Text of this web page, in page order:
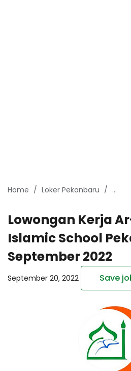
Home Loker Pekanbaru
Lowongan Kerja
Islamic School
September 2022
September 20, 2022 Save